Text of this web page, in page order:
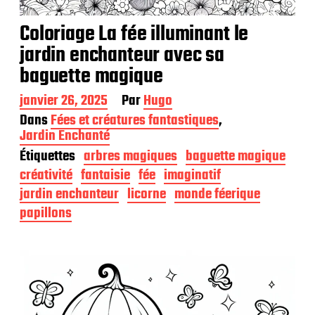
Coloriage La fée illuminant le
jardin enchanteur avec sa
baguette magique
D
a
t
e
d
e
p
u
b
l
janvier 26, 2025 ParHugo
DansFées et créatures fantastiques,
Jardin Enchanté
Étiquettes arbres magiques baguette magique
créativité fantaisie fée imaginatif
jardin enchanteur licorne monde féerique
papillons